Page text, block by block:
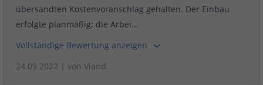
übersandten Kostenvoranschlag gehalten. Der Einbau
erfolgte planmäßig; die Arbei...
Vollständige Bewertung anzeigen
24.09.2022 | von Viand